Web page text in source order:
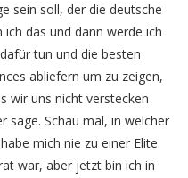
sein soll, der die deutsche
das und dann werde ich
tun und die besten
abliefern um zu zeigen,
wir uns nicht verstecken
sage. Schau mal, in welcher
mich nie zu einer Elite
war, aber jetzt bin ich in